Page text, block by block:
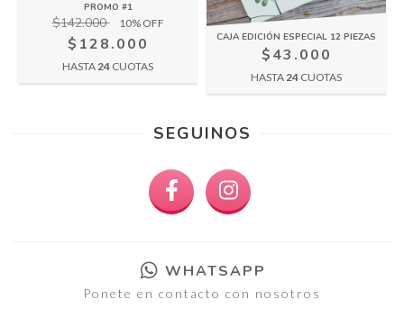
PROMO #1
$142.000 10% OFF
$128.000
HASTA24 CUOTAS
CAJA EDICIÓN ESPECIAL 12 PIEZAS
$43.000
HASTA 24 CUOTAS
SEGUINOS
WHATSAPP
Ponete en contacto con nosotros